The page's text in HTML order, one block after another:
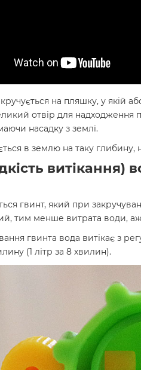
на пляшку, у якій
отвір для надходження
насадку з землі.
в землю на таку
витікання)
гвинт, який при
тим менше витрата води,
гвинта вода витікає з
(1 літр за 8 хвилин).